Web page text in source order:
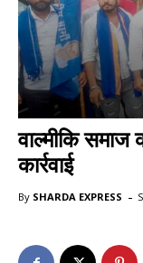
वाल्मीकि समाज
कार्रवाई
By SHARDA EXPRESS -